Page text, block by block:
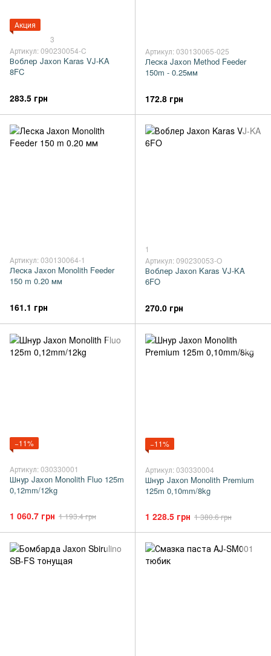
Акция
3
Артикул: 090230054-C
Воблер Jaxon Karas VJ-KA
8FC
283.5 грн
Артикул: 030130065-025
Леска Jaxon Method Feeder
150m - 0.25мм
172.8 грн
Артикул: 030130064-1
Леска Jaxon Monolith Feeder
150 m 0.20 мм
161.1 грн
1
Артикул: 090230053-O
Воблер Jaxon Karas VJ-KA
6FO
270.0 грн
−11%
Артикул: 030330001
Шнур Jaxon Monolith Fluo 125m
0,12mm/12kg
1 060.7 грн 1 193.4 грн
−11%
Артикул: 030330004
Шнур Jaxon Monolith Premium
125m 0,10mm/8kg
1 228.5 грн 1 380.6 грн